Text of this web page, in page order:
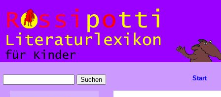
Start